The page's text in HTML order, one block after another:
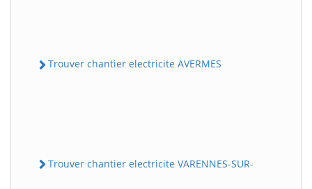
Trouver chantier electricite AVERMES
Trouver chantier electricite VARENNES-SUR-